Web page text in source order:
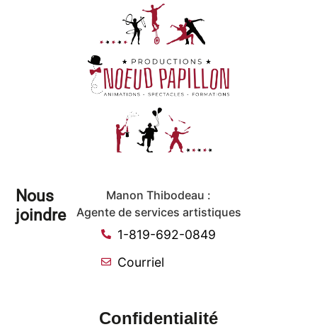
Nous
joindre
Manon Thibodeau :
Agente de services artistiques
1-819-692-0849
Courriel
Confidentialité